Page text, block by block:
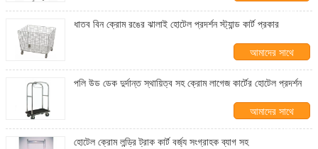
যোগাযোগ করুন
ধাতব বিন ক্রোম রঙের ঝালাই হোটেল প্রদর্শন স্ট্যান্ড কার্ট প্রকার
আমাদের সাথে
যোগাযোগ করুন
পলি উড ডেক দুর্দান্ত স্থায়িত্ব সহ ক্রোম লাগেজ কার্টের হোটেল প্রদর্শন
আমাদের সাথে
যোগাযোগ করুন
হোটেল ক্রোম লন্ড্রি ট্রাক কার্ট বর্জ্য সংগ্রাহক ব্যাগ সহ